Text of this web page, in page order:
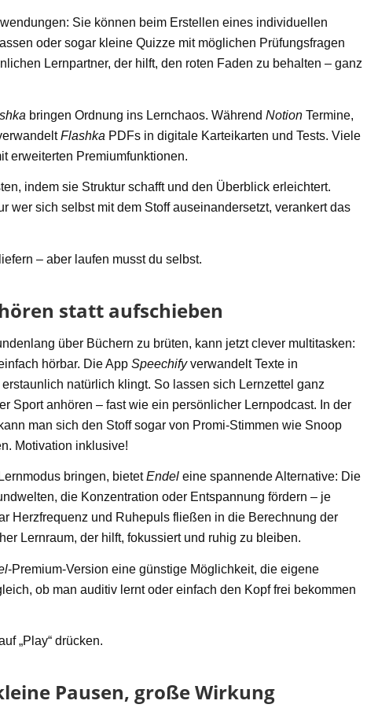
Sie können beim Erstellen eines individuellen
oder sogar kleine Quizze mit möglichen Prüfungsfragen
Lernpartner, der hilft, den roten Faden zu behalten – ganz
bringen Ordnung ins Lernchaos. Während Notion Termine,
Flashka PDFs in digitale Karteikarten und Tests. Viele
erweiterten Premiumfunktionen.
indem sie Struktur schafft und den Überblick erleichtert.
wer sich selbst mit dem Stoff auseinandersetzt, verankert das
– aber laufen musst du selbst.
statt aufschieben
über Büchern zu brüten, kann jetzt clever multitasken:
hörbar. Die App Speechifyverwandelt Texte in
natürlich klingt. So lassen sich Lernzettel ganz
Sport anhören – fast wie ein persönlicher Lernpodcast. In der
man sich den Stoff sogar von Promi-Stimmen wie Snoop
Motivation inklusive!
bringen, bietetEndel eine spannende Alternative: Die
die Konzentration oder Entspannung fördern – je
Herzfrequenz und Ruhepuls fließen in die Berechnung der
Lernraum, der hilft, fokussiert und ruhig zu bleiben.
-Premium-Version eine günstige Möglichkeit, die eigene
ob man auditiv lernt oder einfach den Kopf frei bekommen
„Play“ drücken.
Pausen, große Wirkung